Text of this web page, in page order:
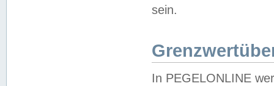
sein.
In PEGELONLINE